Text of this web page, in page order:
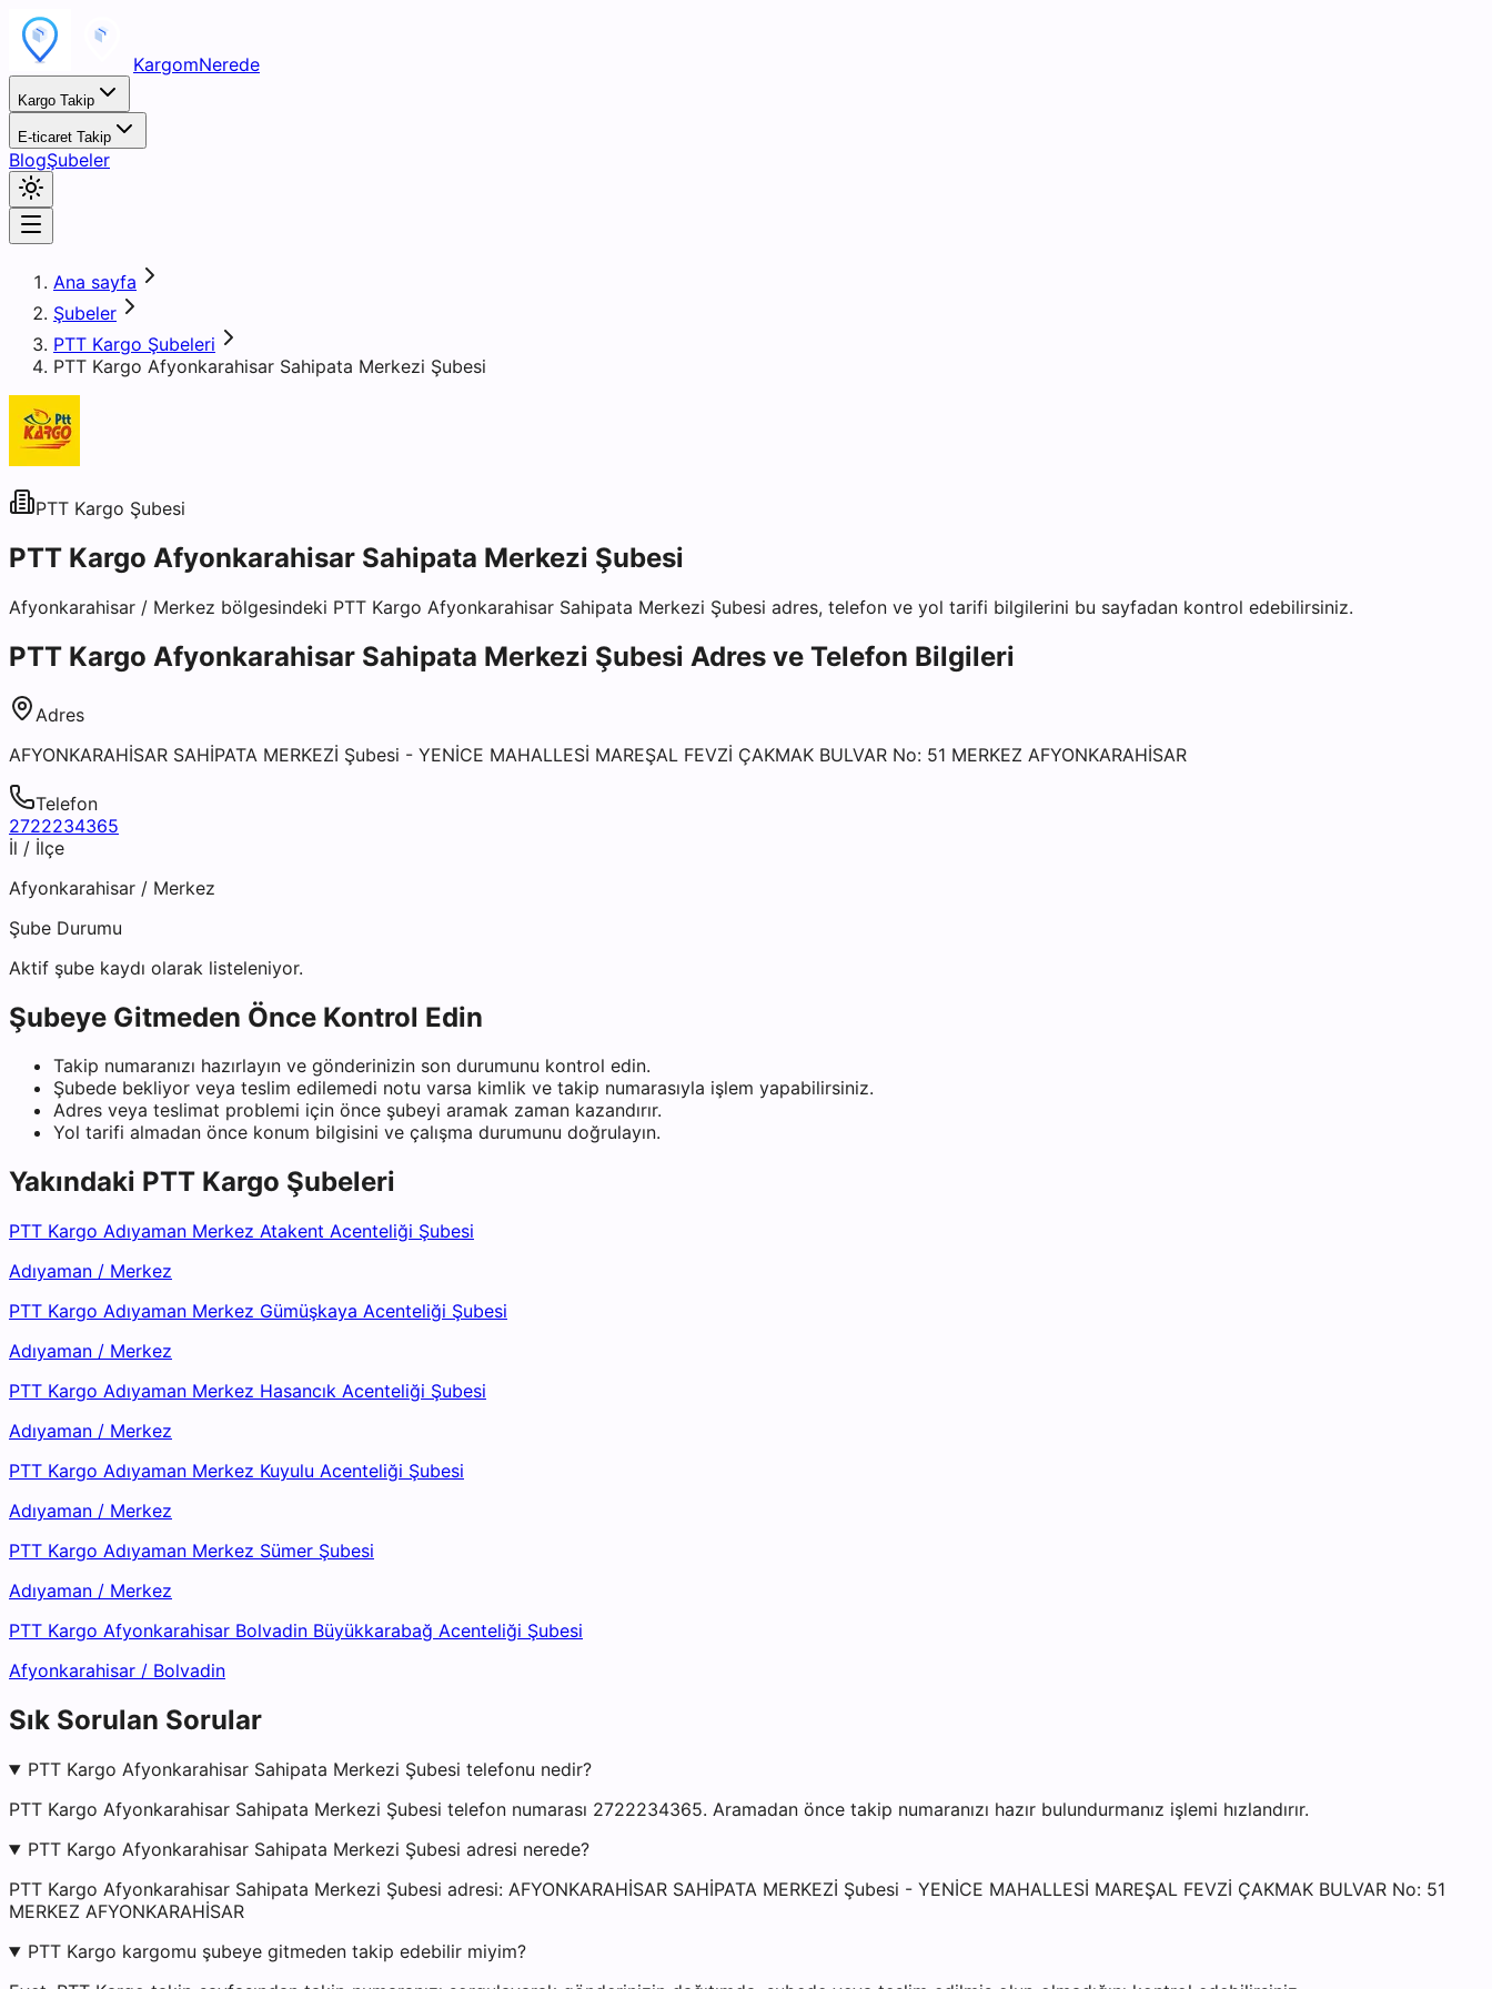
KargomNerede
Kargo Takip
E-ticaret Takip
BlogŞubeler
Ana sayfa
Şubeler
PTT Kargo Şubeleri
PTT Kargo Afyonkarahisar Sahipata Merkezi Şubesi
PTT Kargo Şubesi
PTT Kargo Afyonkarahisar Sahipata Merkezi Şubesi
Afyonkarahisar / Merkez bölgesindeki PTT Kargo Afyonkarahisar Sahipata Merkezi Şubesi adres, telefon ve yol tarifi bilgilerini bu sayfadan kontrol edebilirsiniz.
PTT Kargo Afyonkarahisar Sahipata Merkezi Şubesi Adres ve Telefon Bilgileri
Adres
AFYONKARAHİSAR SAHİPATA MERKEZİ Şubesi - YENİCE MAHALLESİ MAREŞAL FEVZİ ÇAKMAK BULVAR No: 51 MERKEZ AFYONKARAHİSAR
Telefon
2722234365
İl / İlçe
Afyonkarahisar / Merkez
Şube Durumu
Aktif şube kaydı olarak listeleniyor.
Şubeye Gitmeden Önce Kontrol Edin
Takip numaranızı hazırlayın ve gönderinizin son durumunu kontrol edin.
Şubede bekliyor veya teslim edilemedi notu varsa kimlik ve takip numarasıyla işlem yapabilirsiniz.
Adres veya teslimat problemi için önce şubeyi aramak zaman kazandırır.
Yol tarifi almadan önce konum bilgisini ve çalışma durumunu doğrulayın.
Yakındaki PTT Kargo Şubeleri
PTT Kargo Adıyaman Merkez Atakent Acenteliği Şubesi
Adıyaman / Merkez
PTT Kargo Adıyaman Merkez Gümüşkaya Acenteliği Şubesi
Adıyaman / Merkez
PTT Kargo Adıyaman Merkez Hasancık Acenteliği Şubesi
Adıyaman / Merkez
PTT Kargo Adıyaman Merkez Kuyulu Acenteliği Şubesi
Adıyaman / Merkez
PTT Kargo Adıyaman Merkez Sümer Şubesi
Adıyaman / Merkez
PTT Kargo Afyonkarahisar Bolvadin Büyükkarabağ Acenteliği Şubesi
Afyonkarahisar / Bolvadin
Sık Sorulan Sorular
PTT Kargo Afyonkarahisar Sahipata Merkezi Şubesi telefonu nedir?
PTT Kargo Afyonkarahisar Sahipata Merkezi Şubesi telefon numarası 2722234365. Aramadan önce takip numaranızı hazır bulundurmanız işlemi hızlandırır.
PTT Kargo Afyonkarahisar Sahipata Merkezi Şubesi adresi nerede?
PTT Kargo Afyonkarahisar Sahipata Merkezi Şubesi adresi: AFYONKARAHİSAR SAHİPATA MERKEZİ Şubesi - YENİCE MAHALLESİ MAREŞAL FEVZİ ÇAKMAK BULVAR No: 51
MERKEZ AFYONKARAHİSAR
PTT Kargo kargomu şubeye gitmeden takip edebilir miyim?